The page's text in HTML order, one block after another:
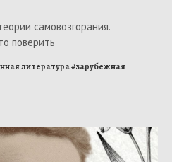
самовозгорания.
поверить
литература#зарубежная